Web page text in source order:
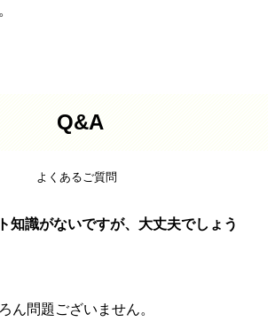
Q&A
よくあるご質問
知識がないですが、大丈夫でしょう
ん問題ございません。